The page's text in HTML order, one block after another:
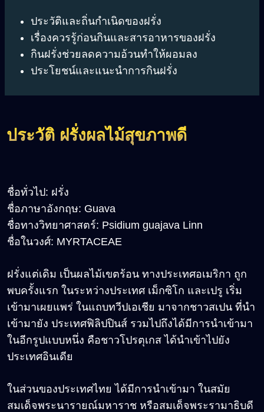
ประวัติและถิ่นกำเนิดของฝรั่ง
เรื่องควรรู้ก่อนกินและสารอาหารของฝรั่ง
กินฝรั่งช่วยลดความอ้วนทำให้ผอมลง
ประโยชน์และแนะนำการกินฝรั่ง
ประวัติ ฝรั่งผลไม้สุขภาพดี
ชื่อทั่วไป: ฝรั่ง
ชื่อภาษาอังกฤษ: Guava
ชื่อทางวิทยาศาสตร์: Psidium guajava Linn
ชื่อในวงศ์: MYRTACEAE
ฝรั่งแต่เดิม เป็นผลไม้เขตร้อน ทางประเทศอเมริกา ถูก
พบครั้งแรก ในระหว่างประเทศ เม็กซิโก และเปรู เริ่ม
เข้ามาเผยแพร่ ในแถบทวีปเอเชีย มาจากชาวสเปน ที่นำ
เข้ามายัง ประเทศฟิลิปปินส์ รวมไปถึงได้มีการนำเข้ามา
ในอีกรูปแบบหนึ่ง คือชาวโปรตุเกส ได้นำเข้าไปยัง
ประเทศอินเดีย
ในส่วนของประเทศไทย ได้มีการนำเข้ามา ในสมัย
สมเด็จพระนารายณ์มหาราช หรือสมเด็จพระรามาธิบดี